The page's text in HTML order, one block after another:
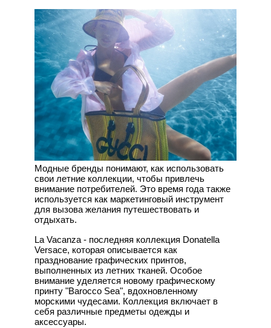
Модные бренды понимают, как использовать
свои летние коллекции, чтобы привлечь
внимание потребителей. Это время года также
используется как маркетинговый инструмент
для вызова желания путешествовать и
отдыхать.
La Vacanza - последняя коллекция Donatella
Versace, которая описывается как
празднование графических принтов,
выполненных из летних тканей. Особое
внимание уделяется новому графическому
принту "Barocco Sea", вдохновленному
морскими чудесами. Коллекция включает в
себя различные предметы одежды и
аксессуары.